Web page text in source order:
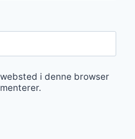
i denne browser